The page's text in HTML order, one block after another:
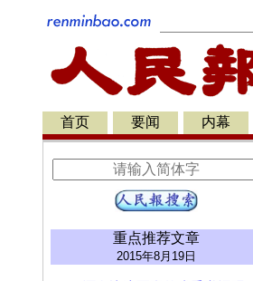
首页 要闻 内幕
重点推荐文章
2015年8月19日